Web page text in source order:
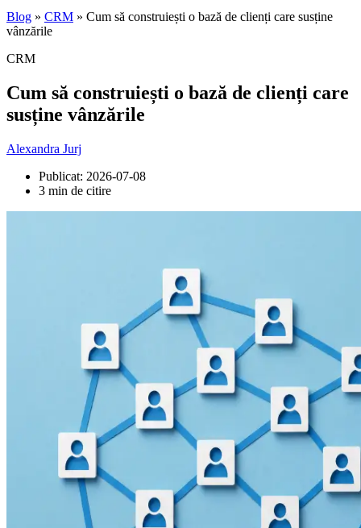
Blog » CRM » Cum să construiești o bază de clienți care susține
vânzările
CRM
Cum să construiești o bază de clienți care
susține vânzările
Alexandra Jurj
Publicat: 2026-07-08
3 min de citire